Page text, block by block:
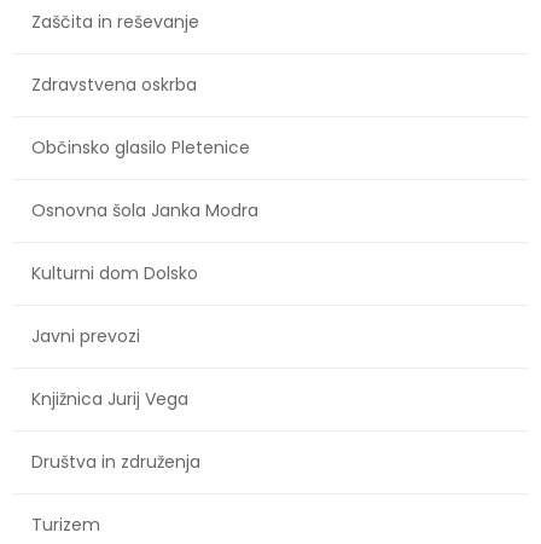
Zaščita in reševanje
Zdravstvena oskrba
Občinsko glasilo Pletenice
Osnovna šola Janka Modra
Kulturni dom Dolsko
Javni prevozi
Knjižnica Jurij Vega
Društva in združenja
Turizem